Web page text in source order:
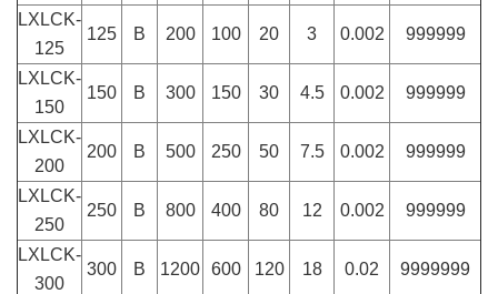
LXLCK-
125
125 B 200 100 20 3 0.002 999999
LXLCK-
150
150 B 300 150 30 4.5 0.002 999999
LXLCK-
200
200 B 500 250 50 7.5 0.002 999999
LXLCK-
250
250 B 800 400 80 12 0.002 999999
LXLCK-
300
300 B 1200 600 120 18 0.02 9999999